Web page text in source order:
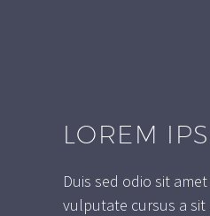
LOREM
Duis sed odio sit
vulputate cursus a sit